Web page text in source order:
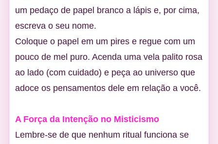
um pedaço de papel branco a lápis e, por cima,
escreva o seu nome.
Coloque o papel em um pires e regue com um
pouco de mel puro. Acenda uma vela palito rosa
ao lado (com cuidado) e peça ao universo que
adoce os pensamentos dele em relação a você.
A Força da Intenção no Misticismo
Lembre-se de que nenhum ritual funciona se